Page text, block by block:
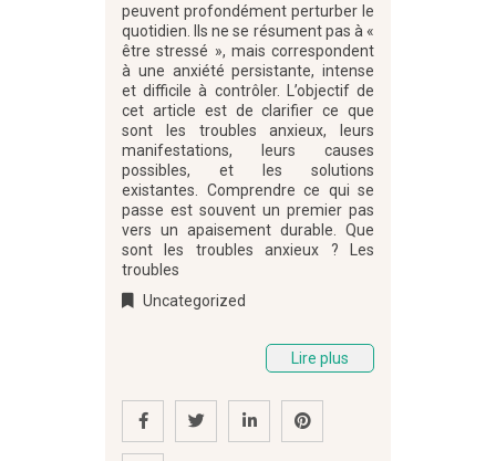
peuvent profondément perturber le
quotidien. Ils ne se résument pas à «
être stressé », mais correspondent
à une anxiété persistante, intense
et difficile à contrôler. L’objectif de
cet article est de clarifier ce que
sont les troubles anxieux, leurs
manifestations, leurs causes
possibles, et les solutions
existantes. Comprendre ce qui se
passe est souvent un premier pas
vers un apaisement durable. Que
sont les troubles anxieux ? Les
troubles
Uncategorized
Lire plus